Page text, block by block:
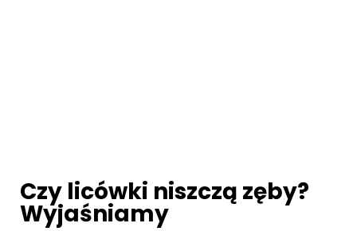
Czy licówki niszczą zęby?
Wyjaśniamy